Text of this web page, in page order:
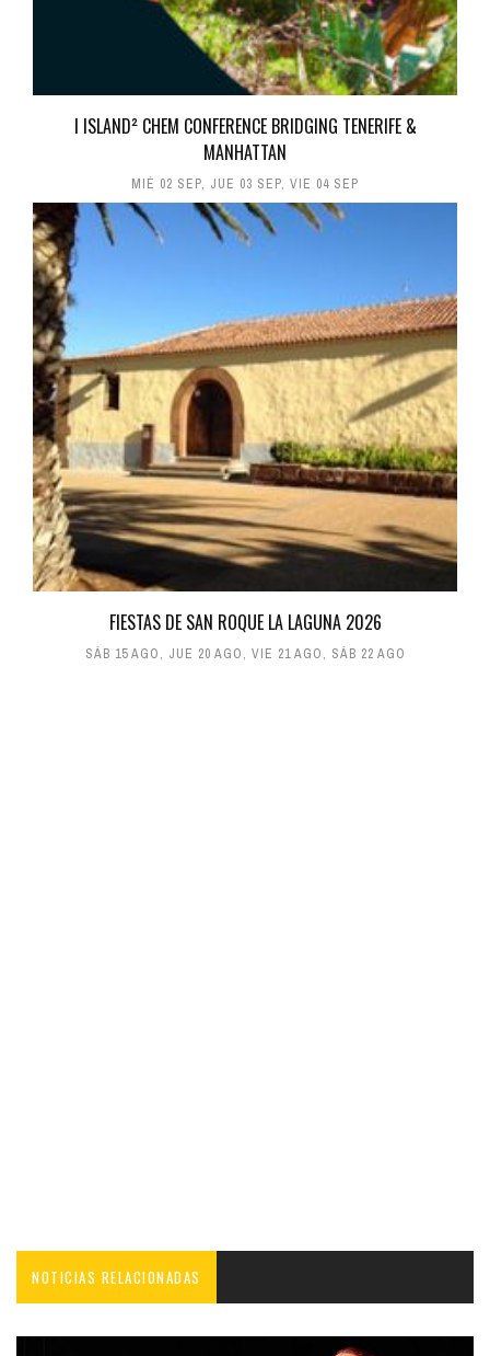
I ISLAND² CHEM CONFERENCE BRIDGING TENERIFE &
MANHATTAN
MIÉ 02 SEP, JUE 03 SEP, VIE 04 SEP
FIESTAS DE SAN ROQUE LA LAGUNA 2026
SÁB 15 AGO, JUE 20 AGO, VIE 21 AGO, SÁB 22 AGO
NOTICIAS RELACIONADAS